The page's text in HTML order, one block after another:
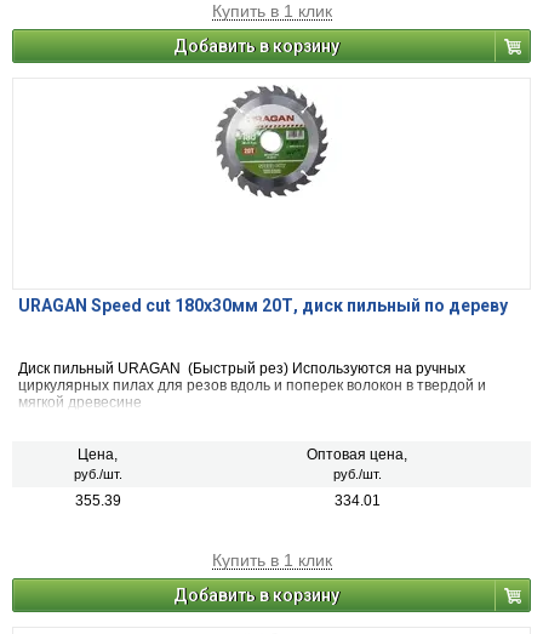
Купить в 1 клик
Добавить в корзину
URAGAN Speed cut 180х30мм 20Т, диск пильный по дереву
Диск пильный URAGAN (Быстрый рез) Используются на ручных
циркулярных пилах для резов вдоль и поперек волокон в твердой и
мягкой древесине
Цена,
руб./шт.
Оптовая цена,
руб./шт.
355.39 334.01
Купить в 1 клик
Добавить в корзину